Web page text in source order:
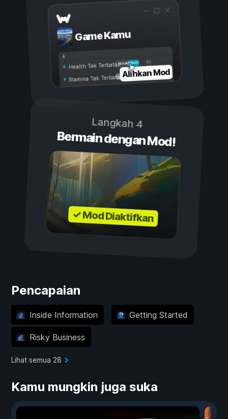
Game Kamu
Aktif
Nonaktif
Health Tak Terbatas
Stamina Tak TerbatasAlihkan Mod
Langkah 4
Bermain dengan Mod!
✓ Mod Diaktifkan
Pencapaian
Inside Information Getting Started
Risky Business
Lihat semua 28
Kamu mungkin juga suka